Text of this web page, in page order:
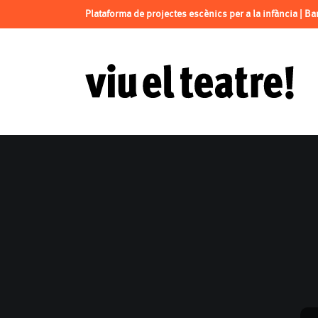
Plataforma de projectes escènics per a la infància |